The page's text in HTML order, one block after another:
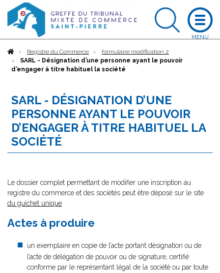
AccueilRegistre du Commerce
formulaire modification 2
SARL - Désignation d’une personne ayant le pouvoir
d’engager à titre habituel la société
SARL - DÉSIGNATION D’UNE
PERSONNE AYANT LE POUVOIR
D’ENGAGER À TITRE HABITUEL LA
SOCIÉTÉ
Le dossier complet permettant de modifier une inscription au
registre du commerce et des sociétés peut être déposé sur le site
du guichet unique
Actes à produire
un exemplaire en copie de l’acte portant désignation ou de
l’acte de délégation de pouvoir ou de signature, certifié
conforme par le représentant légal de la société ou par toute